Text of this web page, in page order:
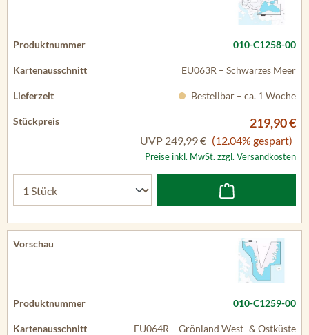
010-C1258-00
EU063R – Schwarzes Meer
Bestellbar – ca. 1 Woche
219,90 €
UVP 249,99 € (12.04% gespart)
Preise inkl. MwSt. zzgl. Versandkosten
010-C1259-00
EU064R – Grönland West- & Ostküste